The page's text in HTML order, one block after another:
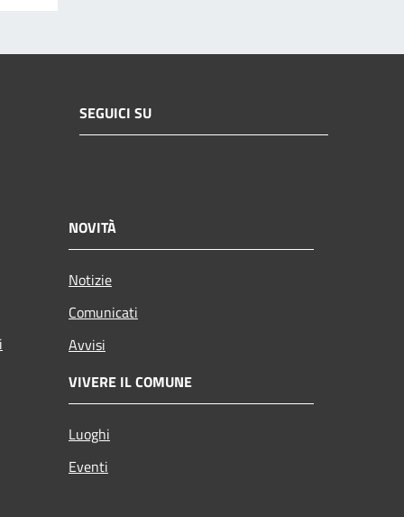
SEGUICI SU
NOVITÀ
Notizie
Comunicati
Avvisi
VIVERE IL COMUNE
Luoghi
Eventi